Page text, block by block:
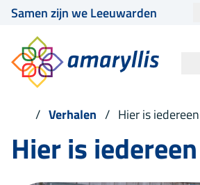
Samen zijn we Leeuwarden
Verhalen Hier is
Hier is